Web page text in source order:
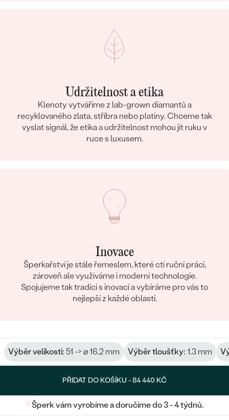
Udržitelnost a etika
Klenoty vytváříme z lab-grown diamantů a
recyklovaného zlata, stříbra nebo platiny. Chceme tak
vyslat signál, že etika a udržitelnost mohou jít ruku v
ruce s luxusem.
Inovace
Šperkařství je stále řemeslem, které ctí ruční práci,
zároveň ale využíváme i moderní technologie.
Spojujeme tak tradici s inovací a vybíráme pro vás to
nejlepší z každé oblasti.
Výběr velikosti: 51 -> ø 16,2 mm Výběr tloušťky: 1.3 mm
PŘIDAT DO KOŠÍKU -84 440 KČ
Šperk vám vyrobíme a doručíme do 3 - 4 týdnů.